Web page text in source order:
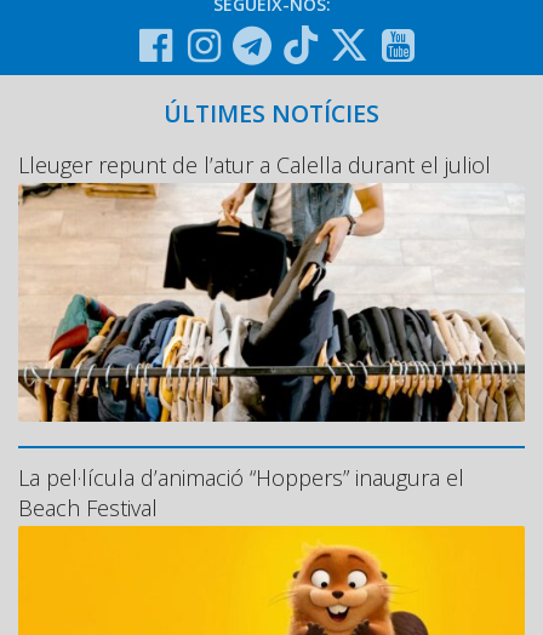
ÚLTIMES NOTÍCIES
Lleuger repunt de l’atur a Calella durant el juliol
La pel·lícula d’animació “Hoppers” inaugura el
Beach Festival